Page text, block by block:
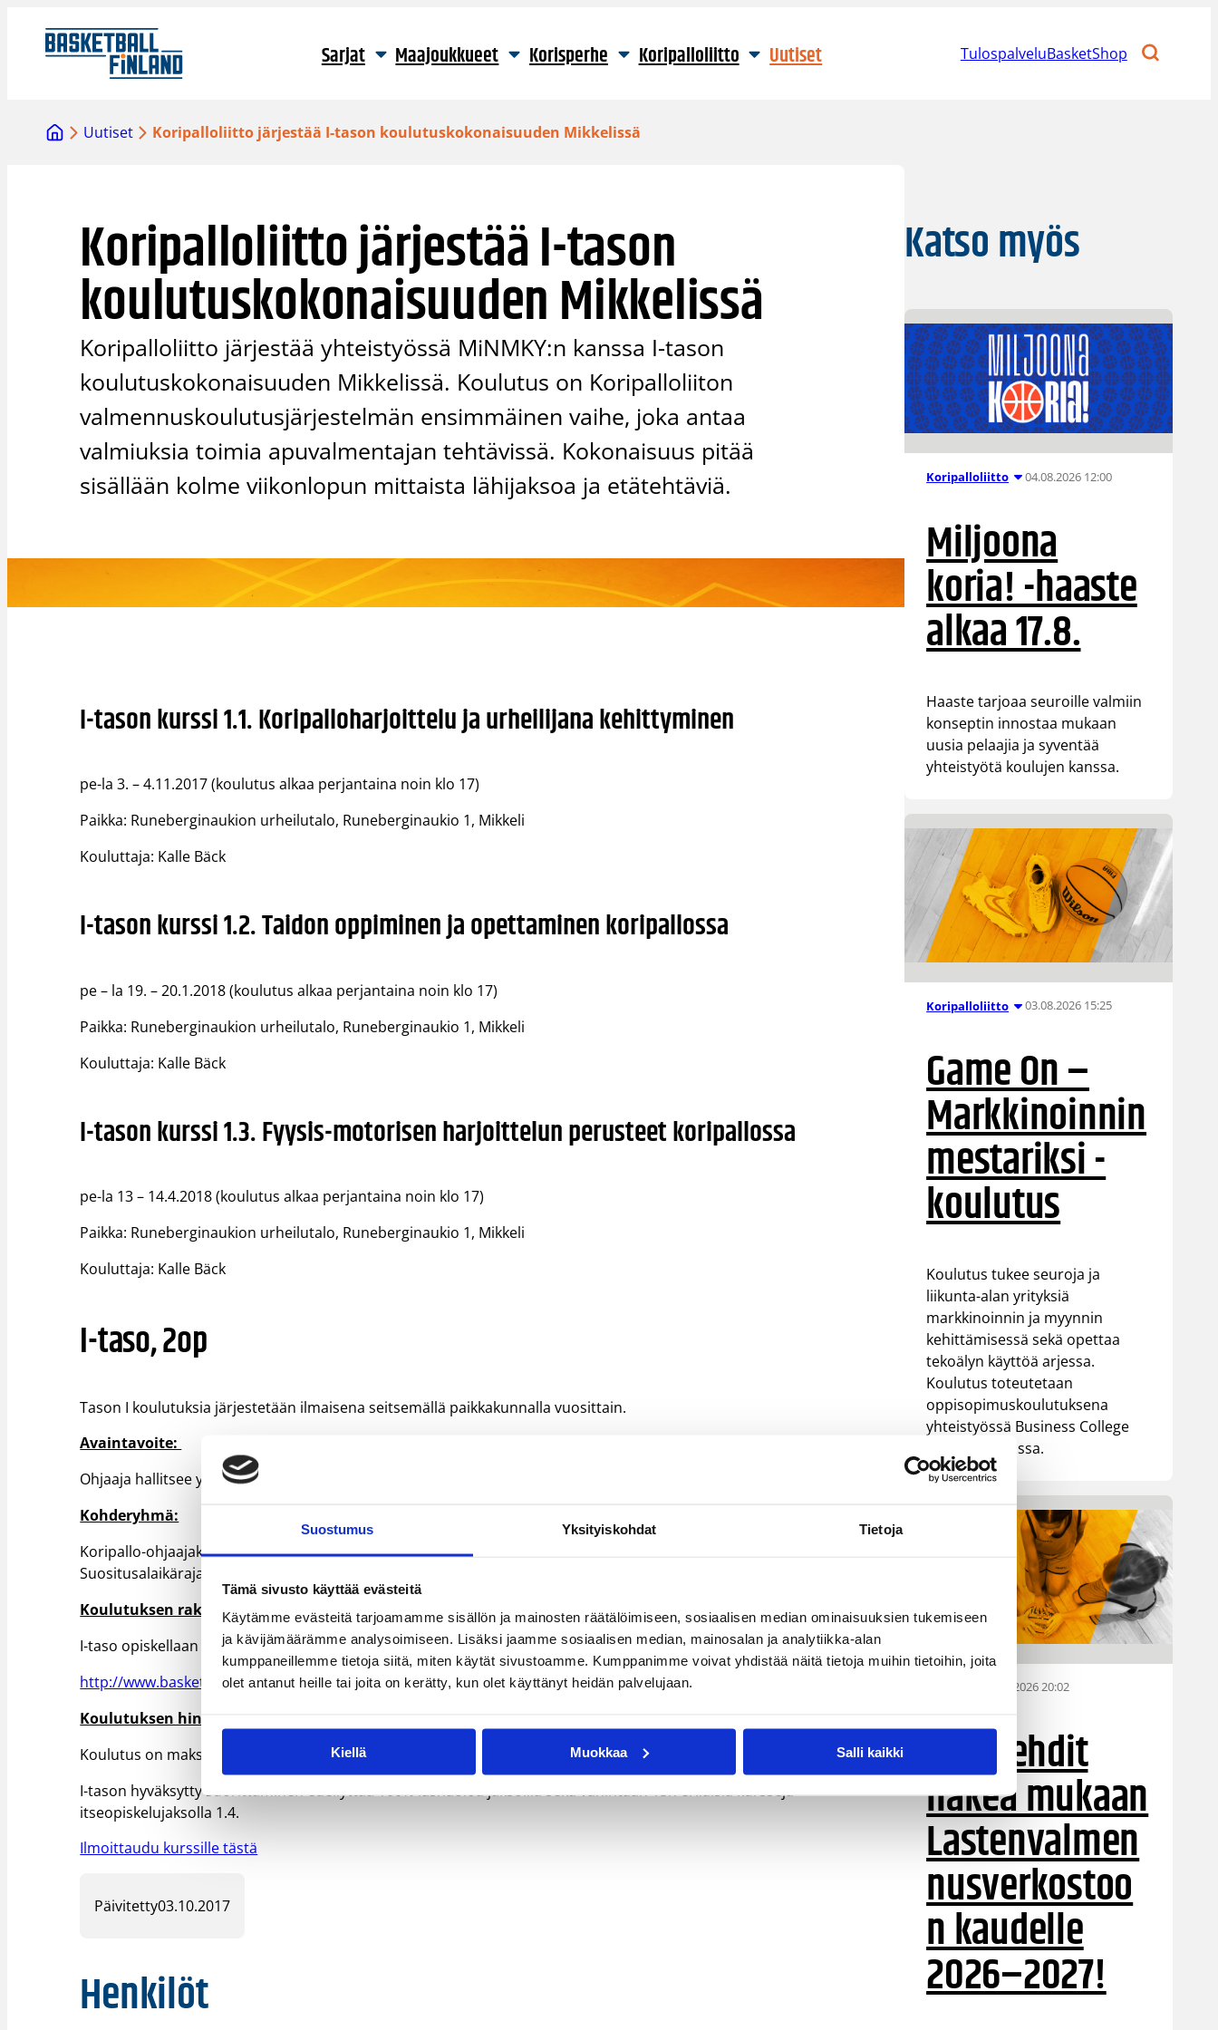
Suostumus Yksityiskohdat Tietoja
Tämä sivusto käyttää evästeitä
Käytämme evästeitä tarjoamamme sisällön ja mainosten räätälöimiseen, sosiaalisen median ominaisuuksien tukemiseen
ja kävijämäärämme analysoimiseen. Lisäksi jaamme sosiaalisen median, mainosalan ja analytiikka-alan
kumppaneillemme tietoja siitä, miten käytät sivustoamme. Kumppanimme voivat yhdistää näitä tietoja muihin tietoihin, joita
olet antanut heille tai joita on kerätty, kun olet käyttänyt heidän palvelujaan.
Kiellä Muokkaa Salli kaikki
sisältöön
Sarjat Maajoukkueet Korisperhe Koripalloliitto Uutiset TulospalveluBasketShop
Uutiset Koripalloliitto järjestää I-tason koulutuskokonaisuuden Mikkelissä
Koripalloliitto järjestää I-tason
koulutuskokonaisuuden Mikkelissä
Koripalloliitto järjestää yhteistyössä MiNMKY:n kanssa I-tason
koulutuskokonaisuuden Mikkelissä. Koulutus on Koripalloliiton
valmennuskoulutusjärjestelmän ensimmäinen vaihe, joka antaa
valmiuksia toimia apuvalmentajan tehtävissä. Kokonaisuus pitää
sisällään kolme viikonlopun mittaista lähijaksoa ja etätehtäviä.
I-tason kurssi 1.1. Koripalloharjoittelu ja urheilijana kehittyminen
pe-la 3. – 4.11.2017 (koulutus alkaa perjantaina noin klo 17)
Paikka: Runeberginaukion urheilutalo, Runeberginaukio 1, Mikkeli
Kouluttaja: Kalle Bäck
I-tason kurssi 1.2. Taidon oppiminen ja opettaminen koripallossa
pe – la 19. – 20.1.2018 (koulutus alkaa perjantaina noin klo 17)
Paikka: Runeberginaukion urheilutalo, Runeberginaukio 1, Mikkeli
Kouluttaja: Kalle Bäck
I-tason kurssi 1.3. Fyysis-motorisen harjoittelun perusteet koripallossa
pe-la 13 – 14.4.2018 (koulutus alkaa perjantaina noin klo 17)
Paikka: Runeberginaukion urheilutalo, Runeberginaukio 1, Mikkeli
Kouluttaja: Kalle Bäck
I-taso, 2op
Tason I koulutuksia järjestetään ilmaisena seitsemällä paikkakunnalla vuosittain.
Avaintavoite:
Ohjaaja hallitsee yksittäisen harjoituskokonaisuuden suunnittelun, toteutuksen ja arvioinnin koripallossa
Kohderyhmä:
Koripallo-ohjaajakoulutuksensa aloittavat, jonkin verran ohjaajakokemusta omaavat henkilöt.
Suositusalaikäraja 17 v.
Koulutuksen rakenne:
I-taso opiskellaan kolmessa pakollisessa sekä yhdessä vapaasti valittavassa osassa.
http://www.basket.fi/asiakaspalvelu/koulutus/valmentajat/i-taso/
Koulutuksen hinta
Koulutus on maksuton osallistujalle.
I-tason hyväksytty suorittaminen edellyttää 100% läsnäoloa jaksoilla sekä vähintään 15h erilaisia kursseja
itseopiskelujaksolla 1.4.
Ilmoittaudu kurssille tästä
Päivitetty03.10.2017
Henkilöt
Katso myös
Koripalloliitto 04.08.2026 12:00
Miljoona
koria! -haaste
alkaa 17.8.
Haaste tarjoaa seuroille valmiin
konseptin innostaa mukaan
uusia pelaajia ja syventää
yhteistyötä koulujen kanssa.
Koripalloliitto 03.08.2026 15:25
Game On –
Markkinoinnin
mestariksi -
koulutus
Koulutus tukee seuroja ja
liikunta-alan yrityksiä
markkinoinnin ja myynnin
kehittämisessä sekä opettaa
tekoälyn käyttöä arjessa.
Koulutus toteutetaan
oppisopimuskoulutuksena
yhteistyössä Business College
Helsingin kanssa.
09.07.2026 20:02
Vielä ehdit
hakea mukaan
Lastenvalmen
nusverkostoo
n kaudelle
2026–2027!